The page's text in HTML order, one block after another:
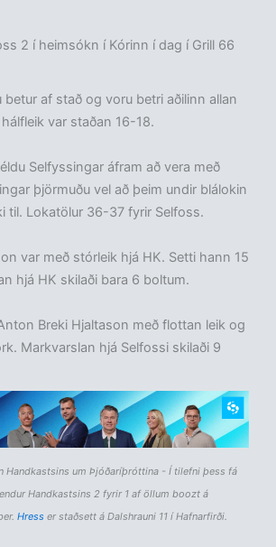
2 í heimsókn í Kórinn í dag í Grill 66
betur af stað og voru betri aðilinn allan
var staðan 16-18.
Selfyssingar áfram að vera með
þjörmuðu vel að þeim undir blálokin
til. Lokatölur 36-37 fyrir Selfoss.
var með stórleik hjá HK. Setti hann 15
hjá HK skilaði bara 6 boltum.
Breki Hjaltason með flottan leik og
Markvarslan hjá Selfossi skilaði 9
Handkastsins um Þjóðaríþróttina - Í tilefni þess fá
Handkastsins 2 fyrir 1 af öllum boozt á
Hress er staðsett á Dalshrauni 11 í Hafnarfirði.